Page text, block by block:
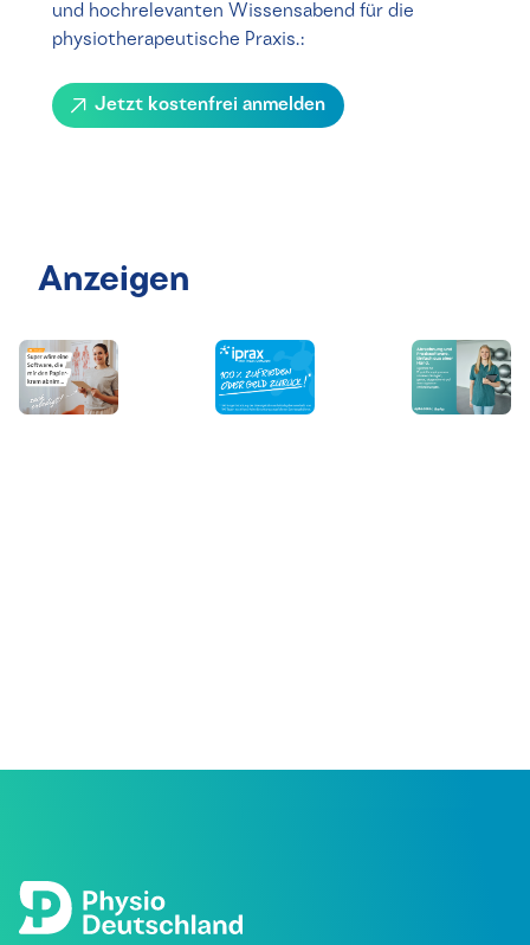
und hochrelevanten Wissensabend für die
physiotherapeutische Praxis.:
Jetzt kostenfrei anmelden
Anzeigen